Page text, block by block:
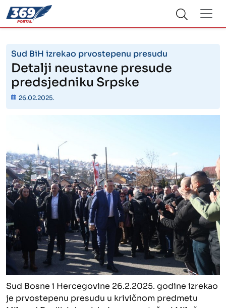
Sud BiH izrekao prvostepenu presudu
Detalji neustavne presude
predsjedniku Srpske
26.02.2025.
Sud Bosne i Hercegovine 26.2.2025. godine izrekao
je prvostepenu presudu u krivičnom predmetu